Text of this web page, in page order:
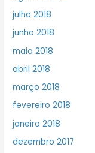
julho 2018
junho 2018
maio 2018
abril 2018
março 2018
fevereiro 2018
janeiro 2018
dezembro 2017